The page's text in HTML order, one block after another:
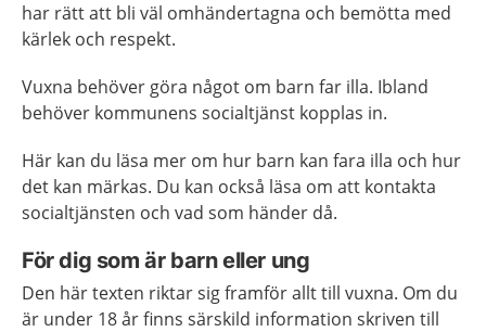
har rätt att bli väl omhändertagna och bemötta med
kärlek och respekt.
Vuxna behöver göra något om barn far illa. Ibland
behöver kommunens socialtjänst kopplas in.
Här kan du läsa mer om hur barn kan fara illa och hur
det kan märkas. Du kan också läsa om att kontakta
socialtjänsten och vad som händer då.
För dig som är barn eller ung
Den här texten riktar sig framför allt till vuxna. Om du
är under 18 år finns särskild information skriven till